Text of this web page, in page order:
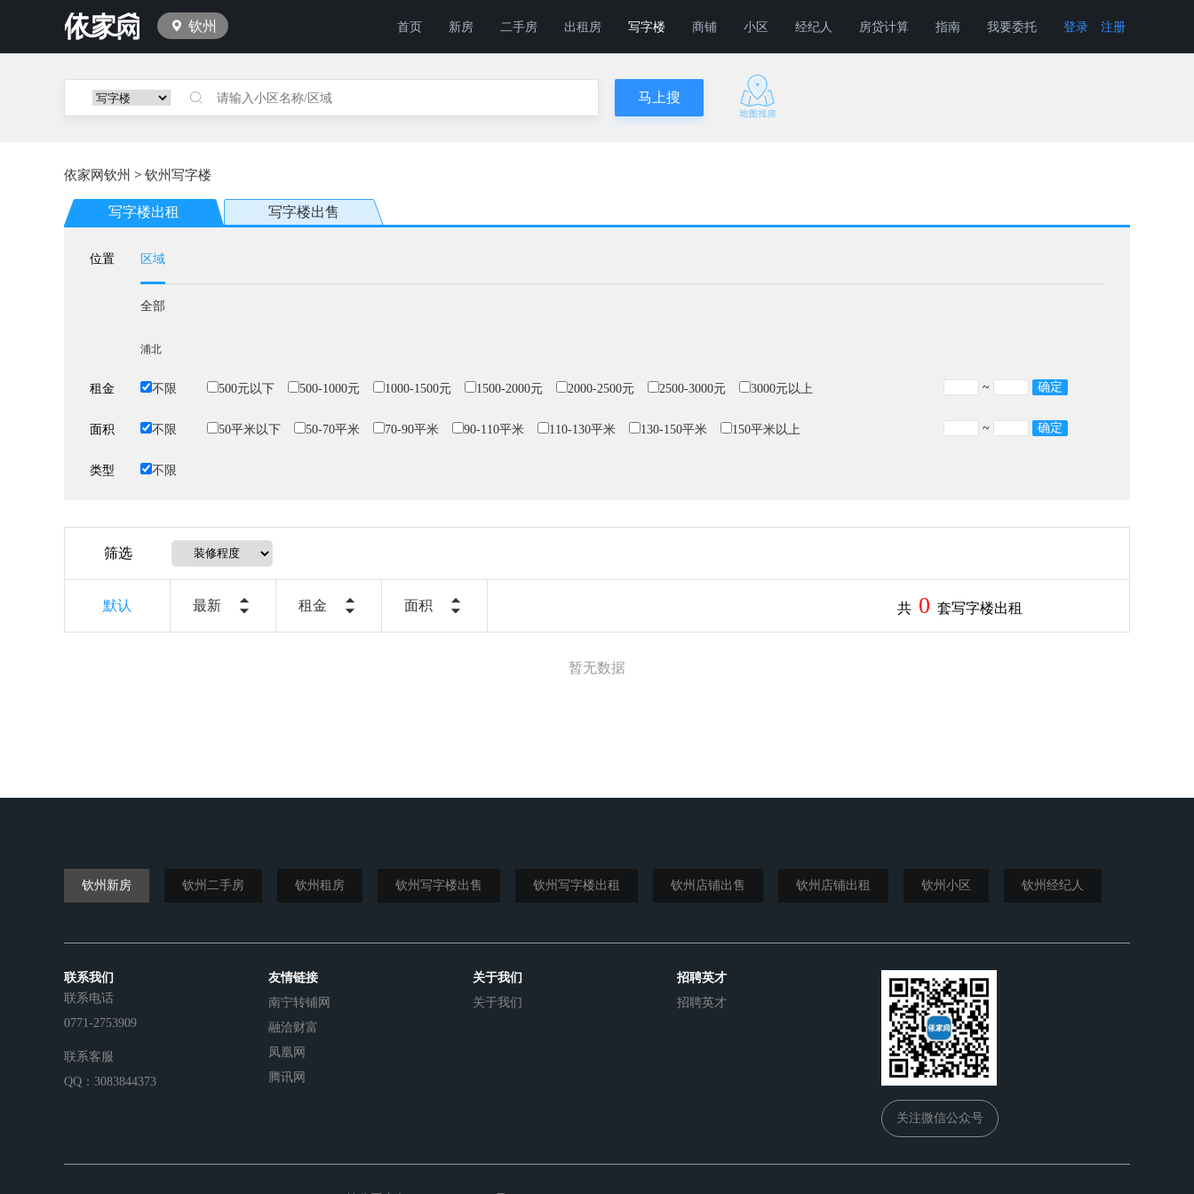
钦州 登录 注册
首页 新房 二手房 出租房 写字楼 商铺 小区 经纪人 房贷计算 指南 我要委托
依家网钦州 > 钦州写字楼
写字楼出租 写字楼出售
位置 区域
全部
浦北
租金 不限 500元以下 500-1000元 1000-1500元 1500-2000元 2000-2500元 2500-3000元 3000元以上 ~
面积 不限 50平米以下 50-70平米 70-90平米 90-110平米 110-130平米 130-150平米 150平米以上 ~
类型 不限
筛选
默认 最新 租金 面积 共 0 套写字楼出租
暂无数据
钦州新房 钦州二手房 钦州租房 钦州写字楼出售 钦州写字楼出租 钦州店铺出售 钦州店铺出租 钦州小区 钦州经纪人
联系我们
联系电话
0771-2753909
联系客服
QQ：3083844373
友情链接
南宁转铺网
融洽财富
凤凰网
腾讯网
关于我们
关于我们
招聘英才
招聘英才
关注微信公众号